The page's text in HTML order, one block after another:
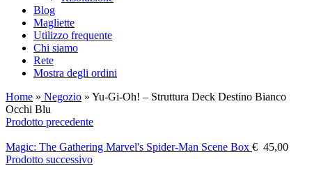
Blog
Magliette
Utilizzo frequente
Chi siamo
Rete
Mostra degli ordini
Home » Negozio » Yu-Gi-Oh! – Struttura Deck Destino Bianco
Occhi Blu
Prodotto precedente
Magic: The Gathering Marvel's Spider-Man Scene Box € 45,00
Prodotto successivo